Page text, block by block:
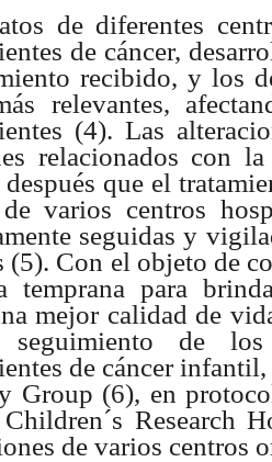
de diferentes
de cáncer,
recibido, y los
relevantes,
(4). Las
relacionados con
después que el
de varios centros
seguidas y
(5). Con el objeto de
temprana para
mejor calidad de
de los
de cáncer
Group (6), en
Research
de varios centros